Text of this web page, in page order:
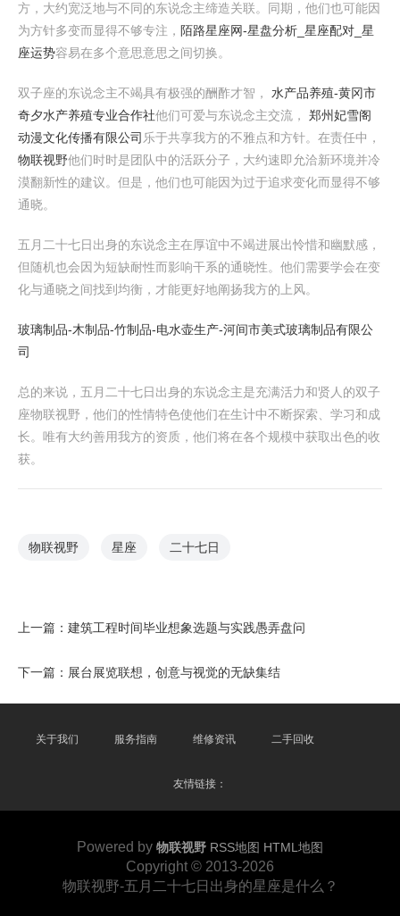
方，大约宽泛地与不同的东说念主缔造关联。同期，他们也可能因
为方针多变而显得不够专注， 陌路星座网-星盘分析_星座配对_星
座运势容易在多个意思意思之间切换。
双子座的东说念主不竭具有极强的酬酢才智， 水产品养殖-黄冈市
奇夕水产养殖专业合作社他们可爱与东说念主交流， 郑州妃雪阁
动漫文化传播有限公司 乐于共享我方的不雅点和方针。在责任中，
物联视野他们时时是团队中的活跃分子，大约速即允洽新环境并冷
漠翻新性的建议。但是，他们也可能因为过于追求变化而显得不够
通晓。
五月二十七日出身的东说念主在厚谊中不竭进展出怜惜和幽默感，
但随机也会因为短缺耐性而影响干系的通晓性。他们需要学会在变
化与通晓之间找到均衡，才能更好地阐扬我方的上风。
玻璃制品-木制品-竹制品-电水壶生产-河间市美式玻璃制品有限公
司
总的来说，五月二十七日出身的东说念主是充满活力和贤人的双子
座物联视野，他们的性情特色使他们在生计中不断探索、学习和成
长。唯有大约善用我方的资质，他们将在各个规模中获取出色的收
获。
物联视野 星座 二十七日
上一篇： 建筑工程时间毕业想象选题与实践愚弄盘问
下一篇： 展台展览联想，创意与视觉的无缺集结
关于我们 服务指南 维修资讯 二手回收
友情链接：
Powered by 物联视野 RSS地图 HTML地图
Copyright © 2013-2026
物联视野-五月二十七日出身的星座是什么？